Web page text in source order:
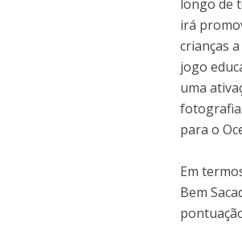
longo de
irá
crianças
jogo
uma
para o
Em
Bem